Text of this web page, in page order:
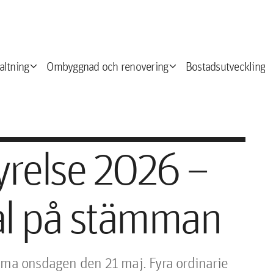
expand_more Ombyggnad och renoveringexpand_more Bostadsutveckling
2026 –
på stämman
onsdagen den 21 maj. Fyra ordinarie